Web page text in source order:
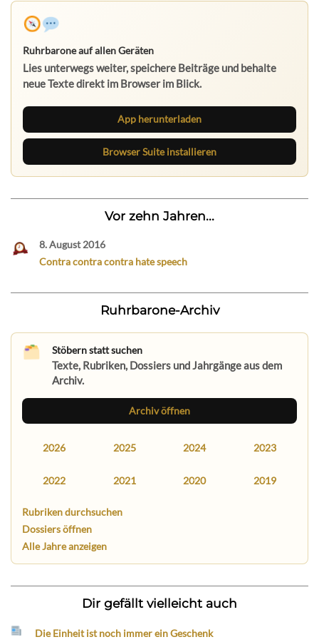
Ruhrbarone auf allen Geräten
Lies unterwegs weiter, speichere Beiträge und behalte
neue Texte direkt im Browser im Blick.
App herunterladen
Browser Suite installieren
Vor zehn Jahren...
8. August 2016
Contra contra contra hate speech
Ruhrbarone-Archiv
Stöbern statt suchen
Texte, Rubriken, Dossiers und Jahrgänge aus dem
Archiv.
Archiv öffnen
2026 2025 2024 2023
2022 2021 2020 2019
Rubriken durchsuchen
Dossiers öffnen
Alle Jahre anzeigen
Dir gefällt vielleicht auch
Die Einheit ist noch immer ein Geschenk